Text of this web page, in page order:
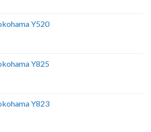
Y520
Y825
Y823